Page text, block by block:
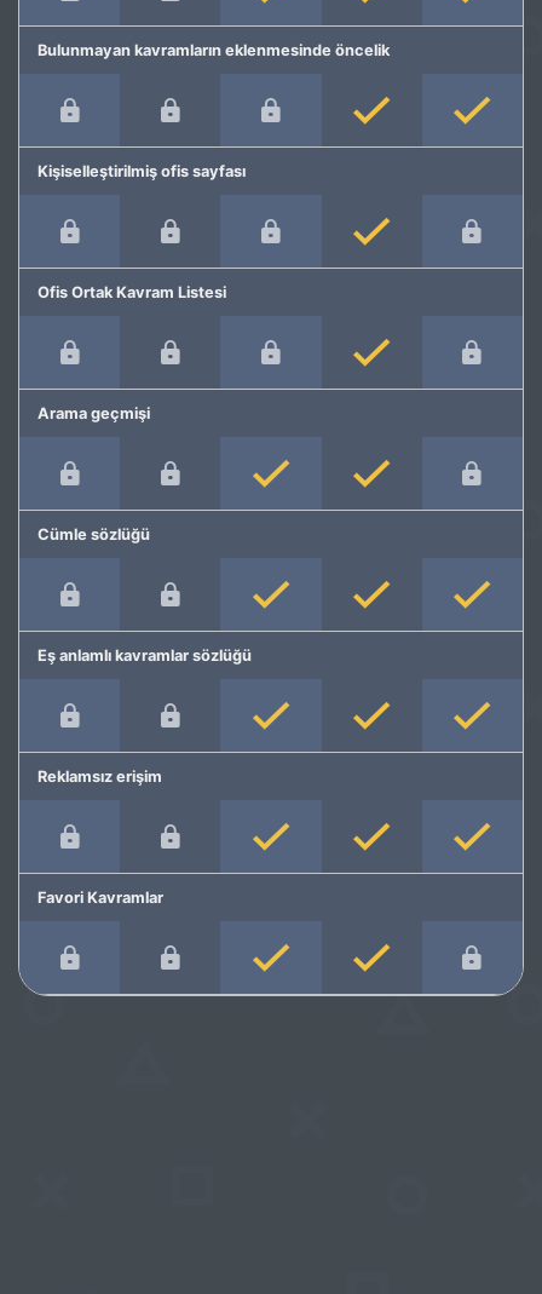
Bulunmayan kavramların eklenmesinde öncelik
Kişiselleştirilmiş ofis sayfası
Ofis Ortak Kavram Listesi
Arama geçmişi
Cümle sözlüğü
Eş anlamlı kavramlar sözlüğü
Reklamsız erişim
Favori Kavramlar